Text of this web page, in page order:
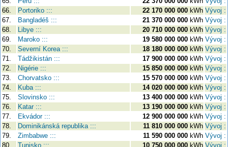
66.
Portoriko ::: 22 170 000 000 kWh Vývoj :
67.
Bangladéš ::: 21 370 000 000 kWh Vývoj :
68.
Libye ::: 20 710 000 000 kWh Vývoj :
69.
Maroko ::: 19 580 000 000 kWh Vývoj :
70.
Severní Korea ::: 18 180 000 000 kWh Vývoj :
71.
Tádžikistán ::: 17 900 000 000 kWh Vývoj :
72.
Nigérie ::: 15 850 000 000 kWh Vývoj :
73.
Chorvatsko ::: 15 570 000 000 kWh Vývoj :
74.
Kuba ::: 14 020 000 000 kWh Vývoj :
75.
Slovinsko ::: 13 400 000 000 kWh Vývoj :
76.
Katar ::: 13 190 000 000 kWh Vývoj :
77.
Ekvádor ::: 12 900 000 000 kWh Vývoj :
78.
Dominikánská republika ::: 11 810 000 000 kWh Vývoj :
79.
Zimbabwe ::: 11 590 000 000 kWh Vývoj :
80.
Tunisko ::: 10 750 000 000 kWh Vývoj :